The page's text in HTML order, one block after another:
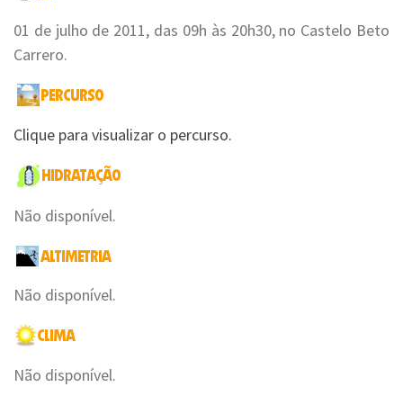
01 de julho de 2011, das 09h às 20h30, no Castelo Beto
Carrero.
Clique para visualizar o percurso.
Não disponível.
Não disponível.
Não disponível.